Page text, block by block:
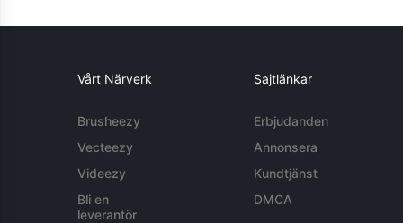
Vårt Närverk
Brusheezy
Vecteezy
Videezy
Bli en
leverantör
Sajtlänkar
Erbjudanden
Annonsera
Kundtjänst
DMCA